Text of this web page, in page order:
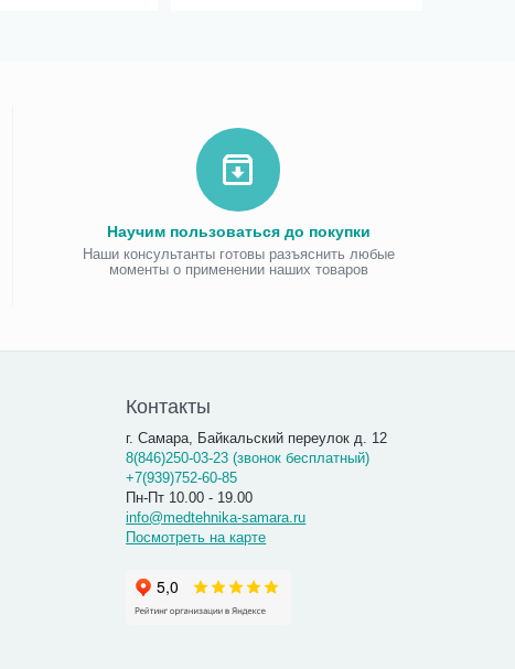
Научим пользоваться до покупки
Наши консультанты готовы разъяснить любые
моменты о применении наших товаров
Контакты
г. Самара, Байкальский переулок д. 12
8(846)250-03-23 (звонок бесплатный)
+7(939)752-60-85
Пн-Пт 10.00 - 19.00
info@medtehnika-samara.ru
Посмотреть на карте